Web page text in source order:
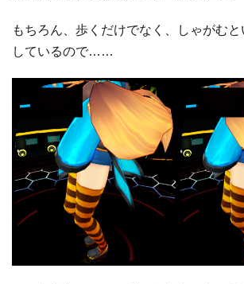
もちろん、歩くだけでなく、しゃがむ
しているので……